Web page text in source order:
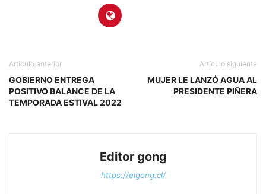
Artículo anterior
GOBIERNO ENTREGA
POSITIVO BALANCE DE LA
TEMPORADA ESTIVAL 2022
Artículo siguiente
MUJER LE LANZÓ AGUA AL
PRESIDENTE PIÑERA
Editor gong
https://elgong.cl/